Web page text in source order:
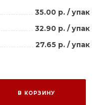
35.00 р. / упак
32.90 р. / упак
27.65 р. / упак
В КОРЗИНУ